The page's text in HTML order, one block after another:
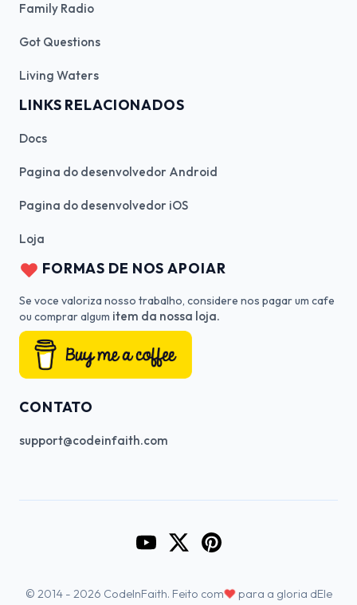
Family Radio
Got Questions
Living Waters
LINKS RELACIONADOS
Docs
Pagina do desenvolvedor Android
Pagina do desenvolvedor iOS
Loja
FORMAS DE NOS APOIAR
Se voce valoriza nosso trabalho, considere nos pagar um cafe
ou comprar algum item da nossa loja.
CONTATO
support@codeinfaith.com
Go to CodeInFaith's YouTube
Go to CodeInFaith's Twitter
Go to CodeInFaith's
© 2014 - 2026 CodeInFaith. Feito com♥para a gloria dEle